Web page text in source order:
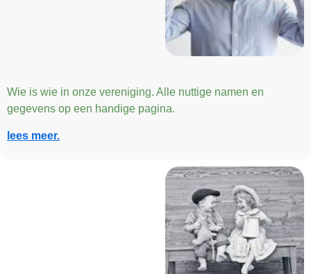
Wie is wie in onze vereniging. Alle nuttige namen en
gegevens op een handige pagina.
lees meer.